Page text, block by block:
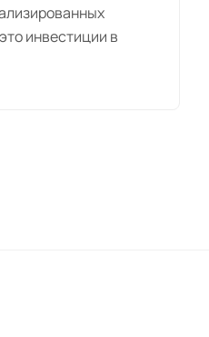
инвестиции в